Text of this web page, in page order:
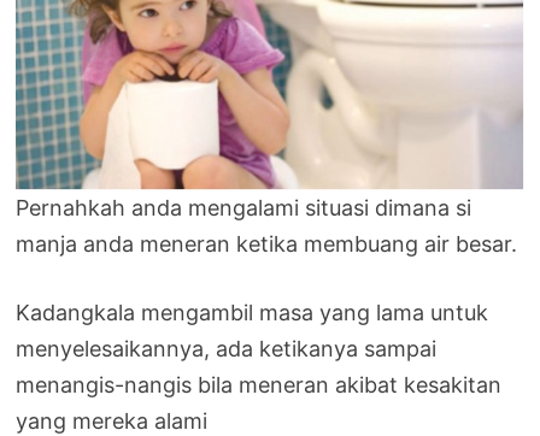
Pernahkah anda mengalami situasi dimana si
manja anda meneran ketika membuang air besar.
Kadangkala mengambil masa yang lama untuk
menyelesaikannya, ada ketikanya sampai
menangis-nangis bila meneran akibat kesakitan
yang mereka alami